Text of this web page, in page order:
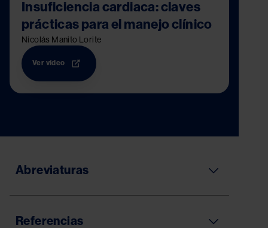
Insuficiencia cardiaca: claves
prácticas para el manejo clínico
Nicolás Manito Lorite
Ver vídeo
Abreviaturas
Referencias